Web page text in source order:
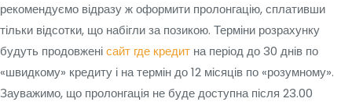
рекомендуємо відразу ж оформити пролонгацію, сплативши
тільки відсотки, що набігли за позикою. Терміни розрахунку
будуть продовженісайт где кредит на період до 30 днів по
«швидкому» кредиту і на термін до 12 місяців по «розумному».
Зауважимо, що пролонгація не буде доступна після 23.00